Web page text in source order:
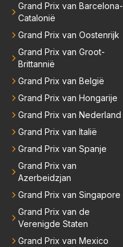
Grand Prix van Barcelona-
Catalonië
Grand Prix van Oostenrijk
Grand Prix van Groot-
Brittannië
Grand Prix van België
Grand Prix van Hongarije
Grand Prix van Nederland
Grand Prix van Italië
Grand Prix van Spanje
Grand Prix van
Azerbeidzjan
Grand Prix van Singapore
Grand Prix van de
Verenigde Staten
Grand Prix van Mexico